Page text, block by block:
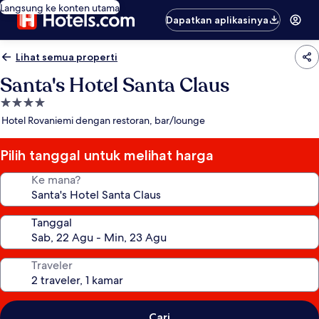
Langsung ke konten utama
Dapatkan aplikasinya
Lihat semua properti
Santa's Hotel Santa Claus
Properti
bintang
Hotel Rovaniemi dengan restoran, bar/lounge
Pilih tanggal untuk melihat harga
Ke mana?
Tanggal
Traveler